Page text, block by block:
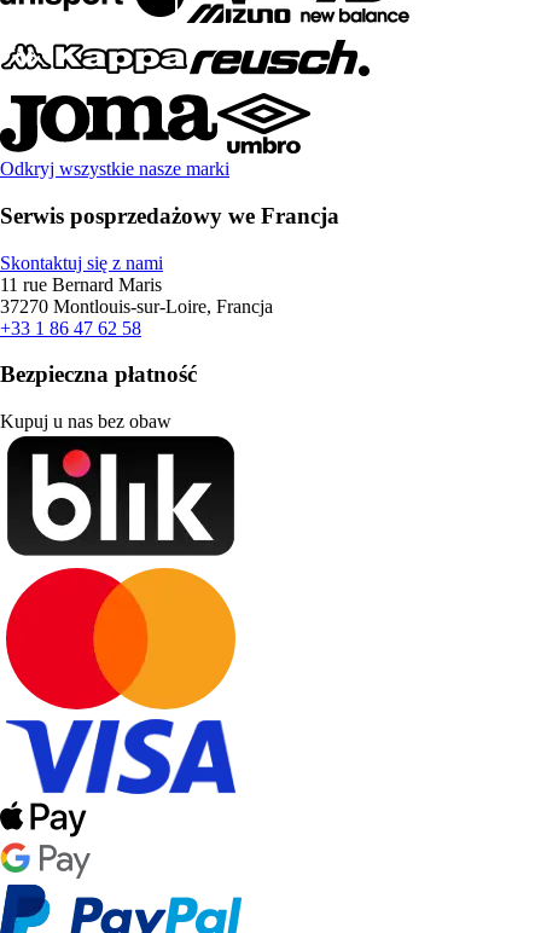
Odkryj wszystkie nasze marki
Serwis posprzedażowy we Francja
Skontaktuj się z nami
11 rue Bernard Maris
37270 Montlouis-sur-Loire, Francja
+33 1 86 47 62 58
Bezpieczna płatność
Kupuj u nas bez obaw